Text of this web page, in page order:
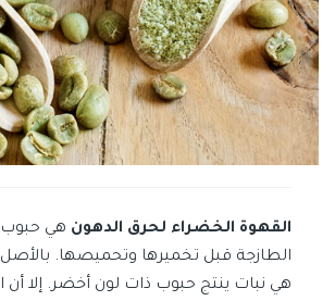
القهوة الخضراء لحرق الدهون هي حبوب
الطازجة قبل تخميرها وتحميصها.
هي نبات ينتج حبوب ذات لون أخضر. إلا أن